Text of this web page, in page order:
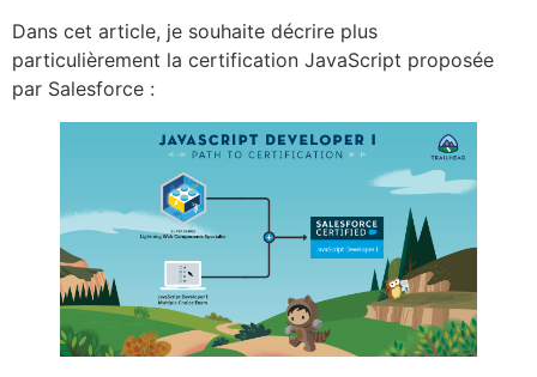
Dans cet article, je souhaite décrire plus
particulièrement la certification JavaScript proposée
par Salesforce :